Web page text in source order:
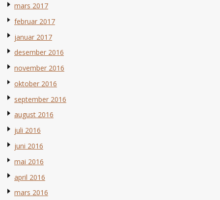
mars 2017
februar 2017
januar 2017
desember 2016
november 2016
oktober 2016
september 2016
august 2016
juli 2016
juni 2016
mai 2016
april 2016
mars 2016